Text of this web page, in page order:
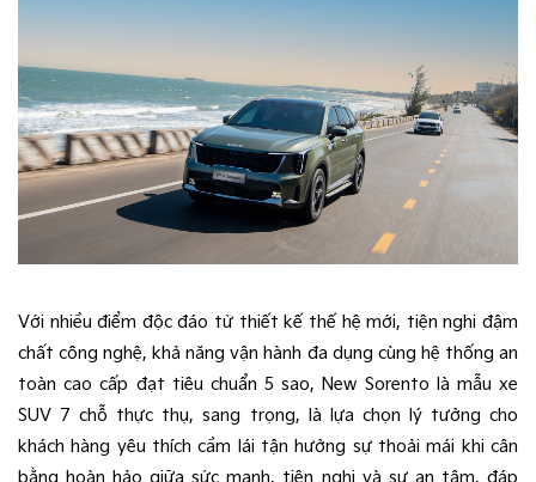
Với nhiều điểm độc đáo từ thiết kế thế hệ mới, tiện nghi đậm
chất công nghệ, khả năng vận hành đa dụng cùng hệ thống an
toàn cao cấp đạt tiêu chuẩn 5 sao, New Sorento là mẫu xe
SUV 7 chỗ thực thụ, sang trọng, là lựa chọn lý tưởng cho
khách hàng yêu thích cầm lái tận hưởng sự thoải mái khi cân
bằng hoàn hảo giữa sức mạnh, tiện nghi và sự an tâm, đáp